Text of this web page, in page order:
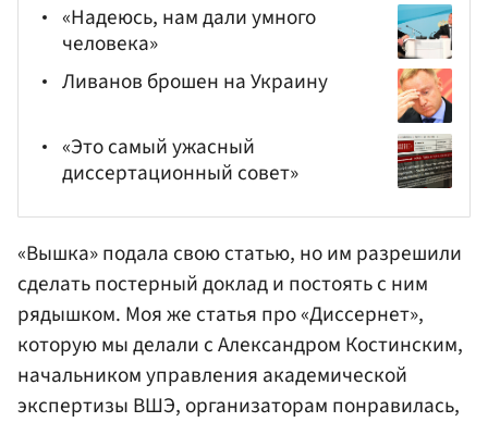
«Надеюсь, нам дали умного
человека»
Ливанов брошен на Украину
«Это самый ужасный
диссертационный совет»
«Вышка» подала свою статью, но им разрешили
сделать постерный доклад и постоять с ним
рядышком. Моя же статья про «Диссернет»,
которую мы делали сАлександром Костинским,
начальником управления академической
экспертизы ВШЭ, организаторам понравилась,